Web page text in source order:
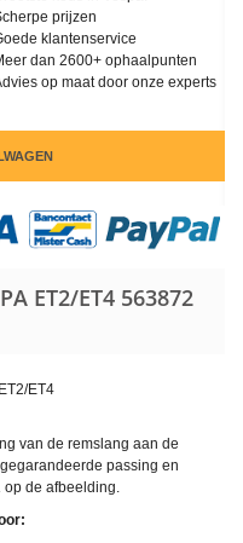
prijzen
klantenservice
dan 2600+ ophaalpunten
op maat door onze experts
ET2/ET4 563872
ET4
van de remslang aan de
passing en
op de afbeelding.